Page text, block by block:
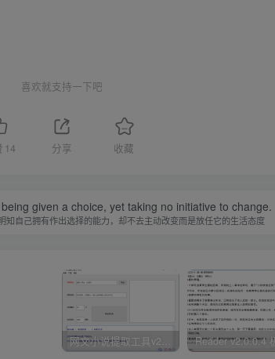
喜欢就支持一下吧
14 分享 收藏
given a choice, yet taking no initiative to change.
知自己拥有作出选择的能力，却不去主动改变而是放任它的生活态度
网文小说提取工具v2.10.02 可以自动下载小说 从此不再花钱看小说